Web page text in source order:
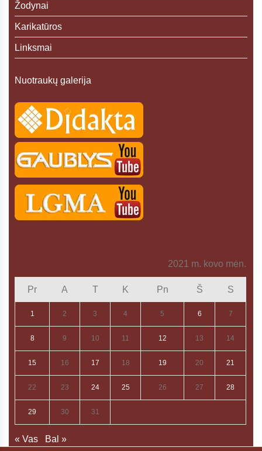
Žodynai
Karikatūros
Linksmai
Nuotraukų galerija
2021 m. kovo mėn.
Pr A T K Pn Š S
1 2 3 4 5 6 7
8 9 10 11 12 13 14
15 16 17 18 19 20 21
22 23 24 25 26 27 28
29 30 31
« Vas Bal »